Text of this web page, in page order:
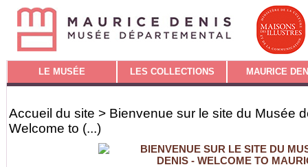
LE MUSÉE LES COLLECTIONS MAURICE
Accueil du site > Bienvenue sur le site du Musée
Welcome to (...)
BIENVENUE SUR LE SITE DU
DENIS - WELCOME TO